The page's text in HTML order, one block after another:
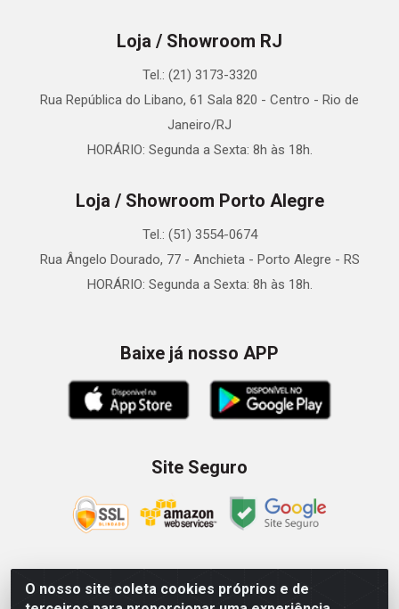
O nosso site coleta cookies próprios e de
Loja / Showroom RJ
Tel.: (21) 3173-3320
Rua República do Libano, 61 Sala 820 - Centro - Rio de
Janeiro/RJ
HORÁRIO: Segunda a Sexta: 8h às 18h.
Loja / Showroom Porto Alegre
Tel.: (51) 3554-0674
Rua Ângelo Dourado, 77 - Anchieta - Porto Alegre - RS
HORÁRIO: Segunda a Sexta: 8h às 18h.
Baixe já nosso APP
Site Seguro
Zein Importação e Comércio LTDA - Av. Senador Queiróz, 274